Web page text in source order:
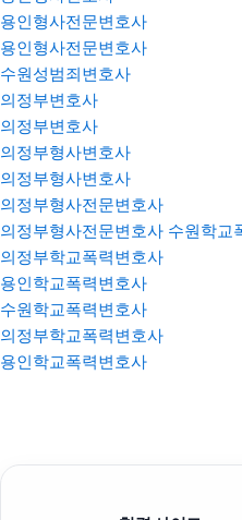
용인형사전문변호사
용인형사전문변호사
수원성범죄변호사
의정부변호사
의정부변호사
의정부형사변호사
의정부형사변호사
의정부형사전문변호사
의정부형사전문변호사 수원학교
의정부학교폭력변호사
용인학교폭력변호사
수원학교폭력변호사
의정부학교폭력변호사
용인학교폭력변호사